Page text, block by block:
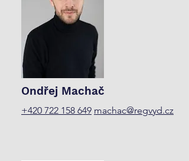
Ondřej Machač
+420 722 158 649 machac@regvyd.cz